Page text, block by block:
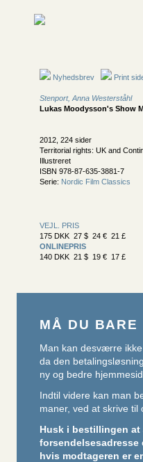
Nyhedsbrev Print
Stenport, Anna Westerståhl
Lukas Moodysson's Show
2012, 224 sider
Territorial rights: UK and
Illustreret
ISBN 978-87-635-3881-7
Serie: Nordic Film Classics
VEJL. PRIS
175 DKK 27 $ 24 € 21 £
ONLINEPRIS
140 DKK 21 $ 19 € 17 £
MÅ DU BARE
Man kan desværre
da den
ny og bedre
Indtil videre kan man
maner, ved at skrive til
Husk i bestillingen
forsendelsesadresse
hvis modtageren er